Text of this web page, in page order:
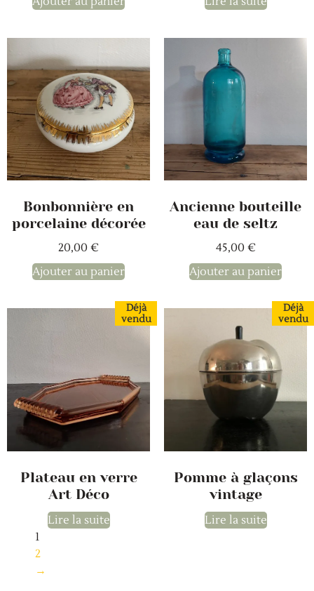
Bonbonnière en
porcelaine décorée
20,00 €
Ajouter au panier
Ancienne bouteille
eau de seltz
45,00 €
Ajouter au panier
Déjà
vendu
Plateau en verre
Art Déco
Lire la suite
Déjà
vendu
Pomme à glaçons
vintage
Lire la suite
1
2
→